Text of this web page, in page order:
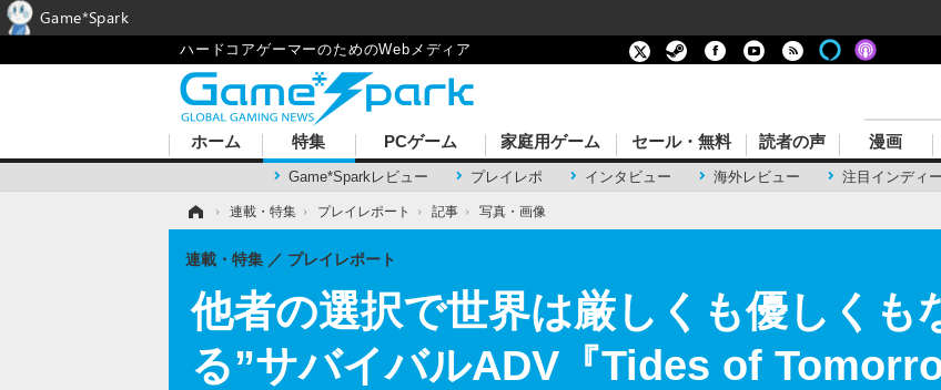
ハードコアゲーマーのためのWebメディア
ホーム 特集
Game*Sparkレビュー プレイレポ インタビュー 海外レビュー 注目インディ
PCゲーム 家庭用ゲーム セール・無料 読者の声 漫画
› 連載・特集 › プレイレポート › 記事 › 写真・画像
他者の選択で世界は厳しくも優しくも
る”サバイバルADV『Tides of
連載・特集 プレイレポート
Game*Spark